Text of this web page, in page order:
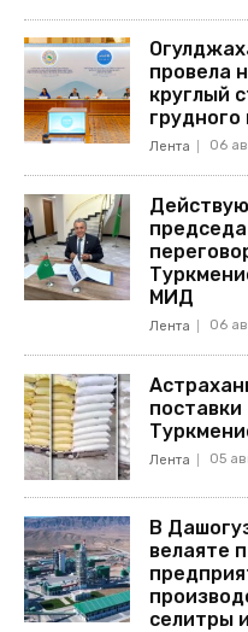
провела
круглый
грудного
Лента 06
МИД
Лента 06
поставки
Лента 05
В
велаяте
селитры